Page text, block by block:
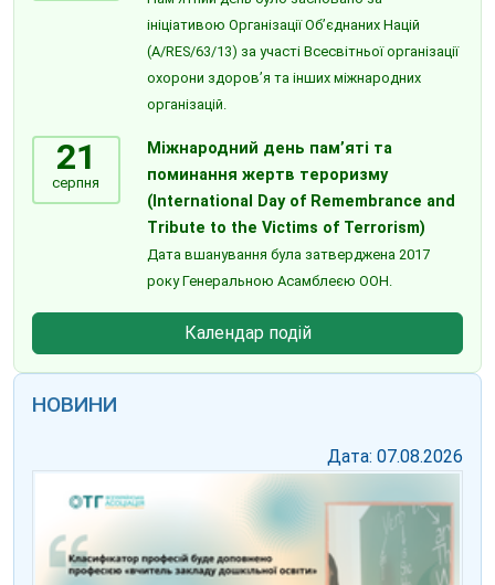
ініціативою Організації Об’єднаних Націй
(A/RES/63/13) за участі Всесвітньої організації
охорони здоров’я та інших міжнародних
організацій.
21
серпня
Міжнародний день пам’яті та
поминання жертв тероризму
(International Day of Remembrance and
Tribute to the Victims of Terrorism)
Дата вшанування була затверджена 2017
року Генеральною Асамблеєю ООН.
Календар подій
НОВИНИ
Дата: 07.08.2026